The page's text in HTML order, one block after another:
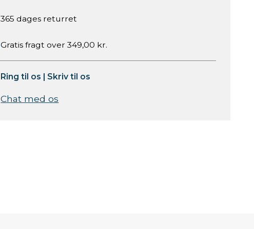
365 dages returret
Gratis fragt over 349,00 kr.
Ring til os | Skriv til os
Chat med os